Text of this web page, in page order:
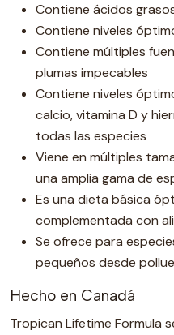
Contiene ácidos
Contiene niveles
Contiene múltiples
plumas impecables
Contiene niveles
calcio, vitamina D y
todas las especies
Viene en múltiples
una amplia gama de
Es una dieta básica
complementada con
Se ofrece para
pequeños desde
Hecho en Canadá
Tropican Lifetime Formula